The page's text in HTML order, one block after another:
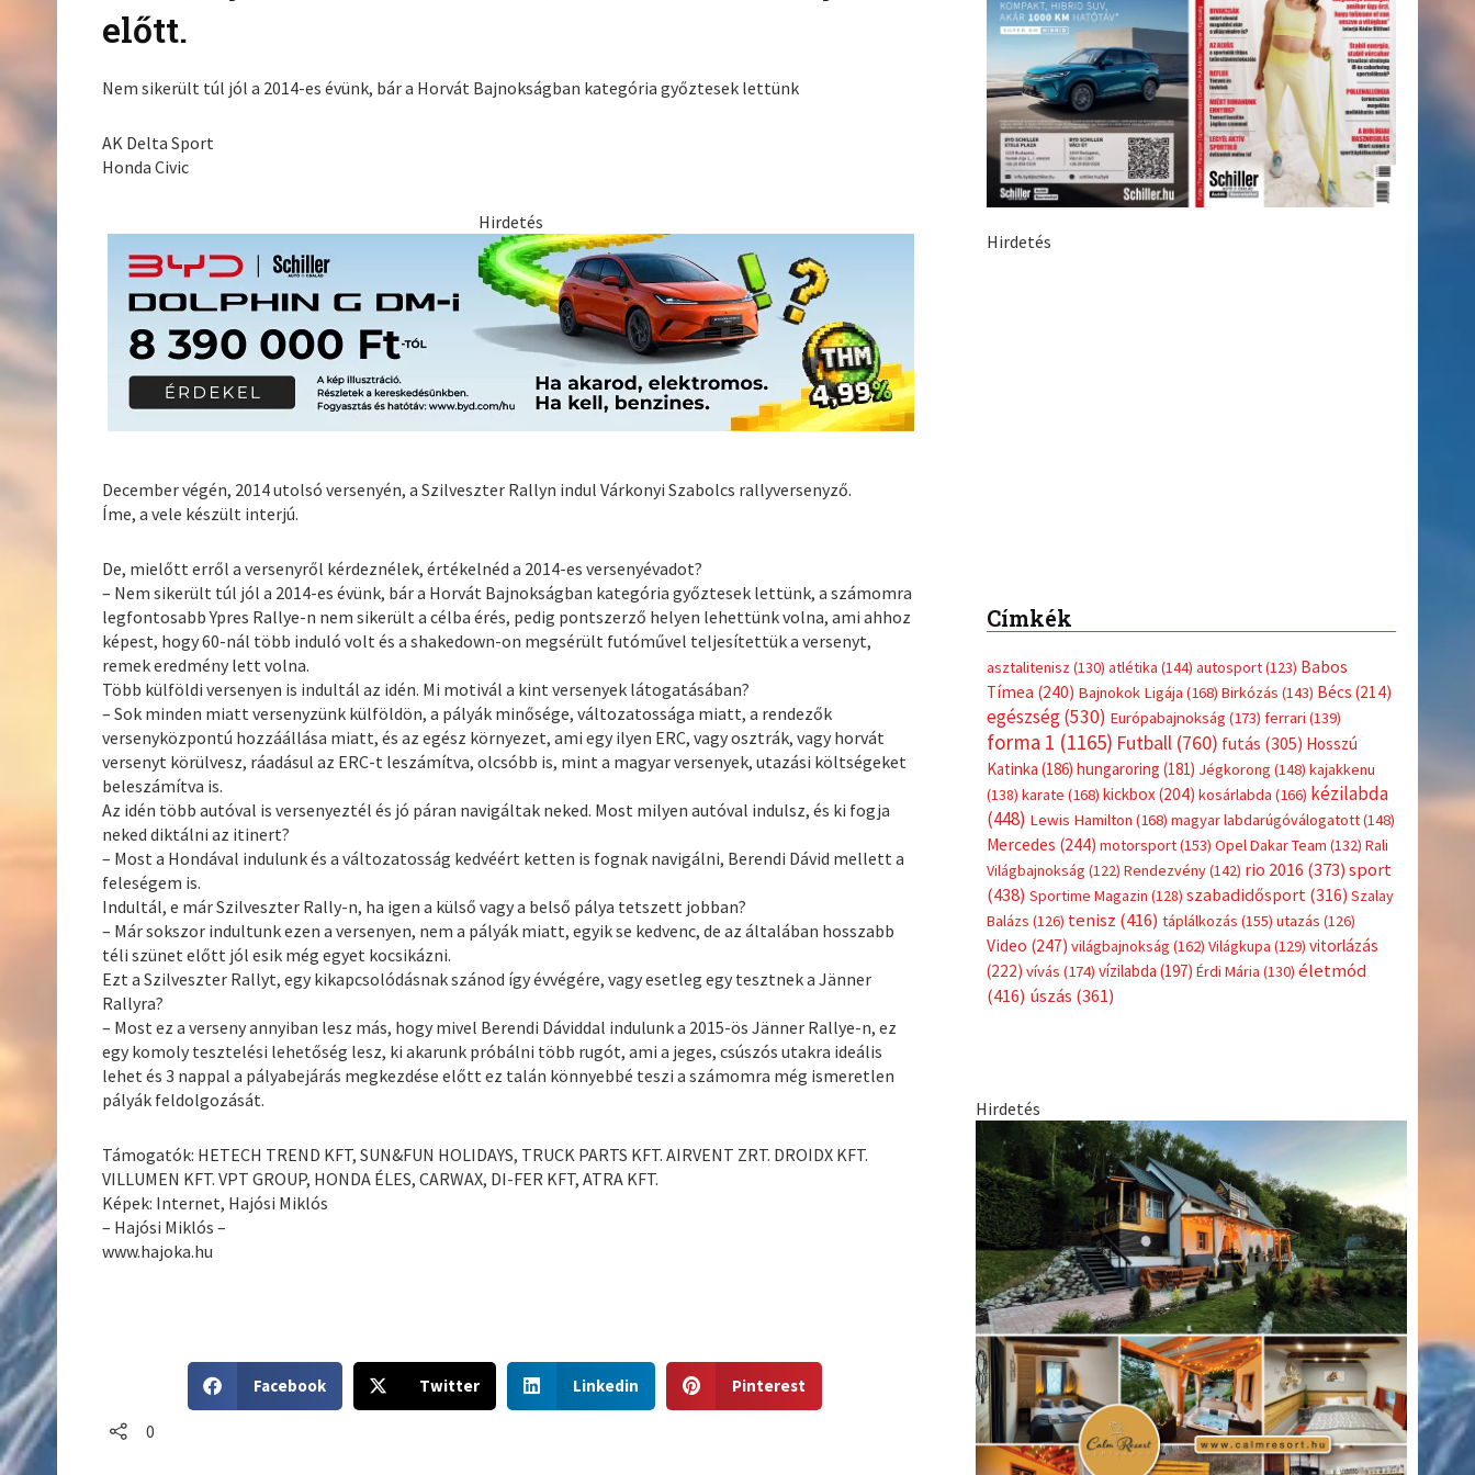
előtt.
Nem sikerült túl jól a 2014-es évünk, bár a Horvát Bajnokságban kategória győztesek lettünk
AK Delta Sport
Honda Civic
Hirdetés
December végén, 2014 utolsó versenyén, a Szilveszter Rallyn indul Várkonyi Szabolcs rallyversenyző.
Íme, a vele készült interjú.
De, mielőtt erről a versenyről kérdeznélek, értékelnéd a 2014-es versenyévadot?
– Nem sikerült túl jól a 2014-es évünk, bár a Horvát Bajnokságban kategória győztesek lettünk, a számomra
legfontosabb Ypres Rallye-n nem sikerült a célba érés, pedig pontszerző helyen lehettünk volna, ami ahhoz
képest, hogy 60-nál több induló volt és a shakedown-on megsérült futóművel teljesítettük a versenyt,
remek eredmény lett volna.
Több külföldi versenyen is indultál az idén. Mi motivál a kint versenyek látogatásában?
– Sok minden miatt versenyzünk külföldön, a pályák minősége, változatossága miatt, a rendezők
versenyközpontú hozzáállása miatt, és az egész környezet, ami egy ilyen ERC, vagy osztrák, vagy horvát
versenyt körülvesz, ráadásul az ERC-t leszámítva, olcsóbb is, mint a magyar versenyek, utazási költségeket
beleszámítva is.
Az idén több autóval is versenyeztél és jó páran navigáltak neked. Most milyen autóval indulsz, és ki fogja
neked diktálni az itinert?
– Most a Hondával indulunk és a változatosság kedvéért ketten is fognak navigálni, Berendi Dávid mellett a
feleségem is.
Indultál, e már Szilveszter Rally-n, ha igen a külső vagy a belső pálya tetszett jobban?
– Már sokszor indultunk ezen a versenyen, nem a pályák miatt, egyik se kedvenc, de az általában hosszabb
téli szünet előtt jól esik még egyet kocsikázni.
Ezt a Szilveszter Rallyt, egy kikapcsolódásnak szánod így évvégére, vagy esetleg egy tesztnek a Jänner
Rallyra?
– Most ez a verseny annyiban lesz más, hogy mivel Berendi Dáviddal indulunk a 2015-ös Jänner Rallye-n, ez
egy komoly tesztelési lehetőség lesz, ki akarunk próbálni több rugót, ami a jeges, csúszós utakra ideális
lehet és 3 nappal a pályabejárás megkezdése előtt ez talán könnyebbé teszi a számomra még ismeretlen
pályák feldolgozását.
Támogatók: HETECH TREND KFT, SUN&FUN HOLIDAYS, TRUCK PARTS KFT. AIRVENT ZRT. DROIDX KFT.
VILLUMEN KFT. VPT GROUP, HONDA ÉLES, CARWAX, DI-FER KFT, ATRA KFT.
Képek: Internet, Hajósi Miklós
– Hajósi Miklós –
www.hajoka.hu
h
Facebook
h
Twitter
h
Linkedin
h
Pinterest
0
Hirdetés
Címkék
asztalitenisz(130)atlétika (144)autosport
Tímea(240)Bajnokok Ligája(168) Birkózás(143) Bécs(214)
egészség (530) Európabajnokság(173)ferrari(139)
forma 1 (1165)Futball(760)futás(305)
Hosszú
Katinka(186)hungaroring(181)Jégkorong(148)kajakkenu
(138)karate(168)kickbox(204)kosárlabda(166)kézilabda
(448)Lewis Hamilton(168)magyar labdarúgóválogatott(148)
Mercedes(244)motorsport (153)Opel Dakar Team(132)Rali
Világbajnokság(122)Rendezvény(142)rio 2016(373)sport
(438)
Sportime Magazin(128)szabadidősport(316)Szalay
Balázs(126)tenisz(416)táplálkozás(155)utazás(126)
Video(247)világbajnokság (162)Világkupa(129)vitorlázás
(222)vívás(174)vízilabda(197)Érdi Mária(130)életmód